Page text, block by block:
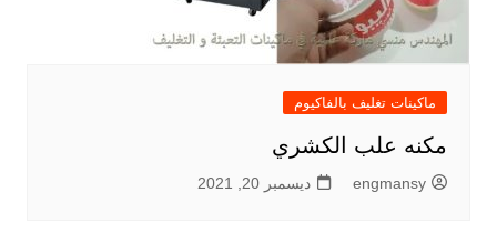
ماكينات تغليف بالفاكيوم
مكنه علب الكشري
engmansy ديسمبر 20, 2021